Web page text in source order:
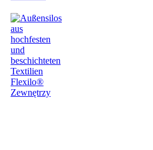
Flexilo®
Zewnętrzy